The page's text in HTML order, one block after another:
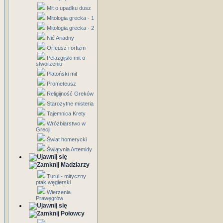
Mit o upadku dusz
Mitologia grecka - 1
Mitologia grecka - 2
Nić Ariadny
Orfeusz i orfizm
Pelazgijski mit o
stworzeniu
Platoński mit
Prometeusz
Religijność Greków
Starożytne misteria
Tajemnica Krety
Wróżbiarstwo w
Grecji
Świat homerycki
Świątynia Artemidy
Madziarzy
Turul - mityczny
ptak węgierski
Wierzenia
Prawęgrów
Połowcy